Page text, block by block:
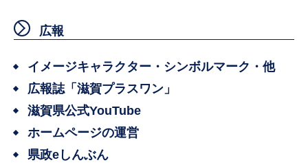
広報
イメージキャラクター・シンボルマーク・他
広報誌「滋賀プラスワン」
滋賀県公式YouTube
ホームページの運営
県政eしんぶん